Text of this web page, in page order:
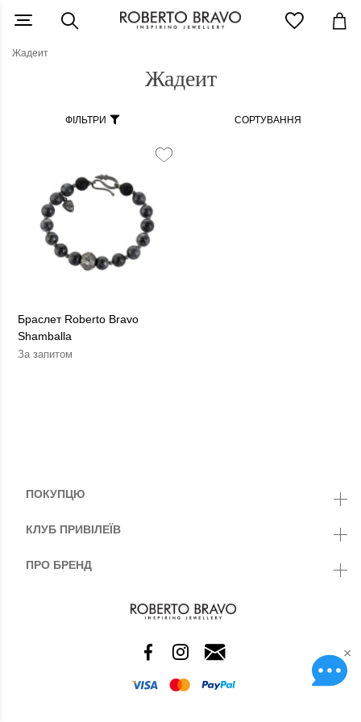
Жадеит
Жадеит
ФІЛЬТРИ СОРТУВАННЯ
Браслет Roberto Bravo
Shamballa
За запитом
ПОКУПЦЮ
КЛУБ ПРИВІЛЕЇВ
ПРО БРЕНД
×